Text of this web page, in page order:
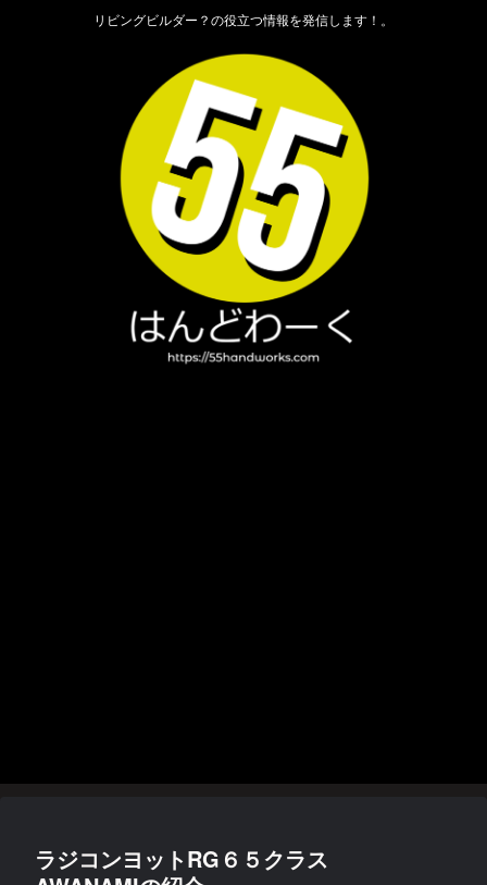
リビングビルダー？の役立つ情報を発信します！。
ラジコンヨットRG６５クラス